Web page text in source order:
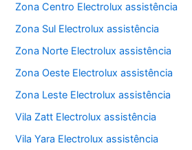
Zona Centro Electrolux assistência
Zona Sul Electrolux assistência
Zona Norte Electrolux assistência
Zona Oeste Electrolux assistência
Zona Leste Electrolux assistência
Vila Zatt Electrolux assistência
Vila Yara Electrolux assistência